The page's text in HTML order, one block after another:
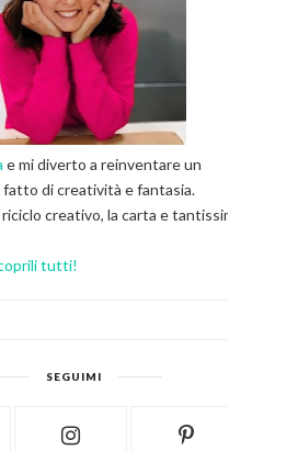
e mi diverto a reinventare un
fatto di creatività e fantasia.
creativo, la carta e tantissimi
tutti!
SEGUIMI